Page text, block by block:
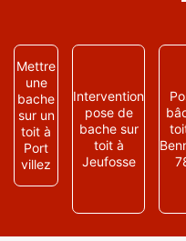
Mettre
une
bache
sur un
toit à
Port
villez
Intervention
pose de
bache sur
toit à
Jeufosse